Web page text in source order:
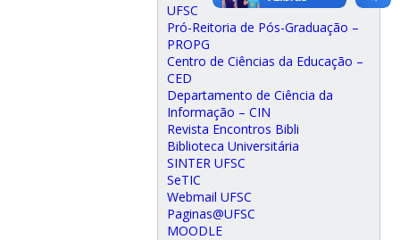
UFSC
Pró-Reitoria de Pós-Graduação –
PROPG
Centro de Ciências da Educação –
CED
Departamento de Ciência da
Informação – CIN
Revista Encontros Bibli
Biblioteca Universitária
SINTER UFSC
SeTIC
Webmail UFSC
Paginas@UFSC
MOODLE